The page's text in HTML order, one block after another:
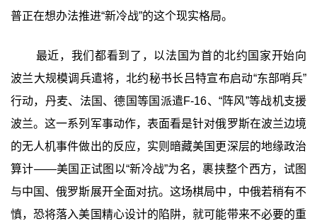
普正在想办法推进“新冷战”的这个现实格局。
最近，我们都看到了，以法国为首的北约国家开始向
波兰大规模调兵遣将，北约秘书长吕特宣布启动“东部哨兵”
行动，丹麦、法国、德国等国派遣F-16、“阵风”等战机支援
波兰。这一系列军事动作，表面看是针对俄罗斯在波兰边境
的无人机事件做出的反应，实则暗藏美国更深层的地缘政治
算计——美国正试图以“新冷战”为名，裹挟整个西方，试图
与中国、俄罗斯展开全面对抗。这场棋局中，中俄若稍有不
慎，恐将落入美国精心设计的陷阱，就可能带来不必要的重